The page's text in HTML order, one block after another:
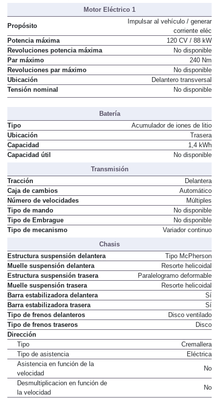
Motor Eléctrico 1
Propósito
Impulsar al vehículo / generar
corriente eléc
Potencia máxima
120 CV / 88 kW
Revoluciones potencia máxima
No disponible
Par máximo
240 Nm
Revoluciones par máximo
No disponible
Ubicación
Delantero transversal
Tensión nominal
No disponible
Batería
Tipo
Acumulador de iones de litio
Ubicación
Trasera
Capacidad
1,4 kWh
Capacidad útil
No disponible
Transmisión
Tracción
Delantera
Caja de cambios
Automático
Número de velocidades
Múltiples
Tipo de mando
No disponible
Tipo de Embrague
No disponible
Tipo de mecanismo
Variador continuo
Chasis
Estructura suspensión delantera
Tipo McPherson
Muelle suspensión delantera
Resorte helicoidal
Estructura suspensión trasera
Paralelogramo deformable
Muelle suspensión trasera
Resorte helicoidal
Barra estabilizadora delantera
Sí
Barra estabilizadora trasera
Sí
Tipo de frenos delanteros
Disco ventilado
Tipo de frenos traseros
Disco
Dirección
Tipo
Cremallera
Tipo de asistencia
Eléctrica
Asistencia en función de la
velocidad
No
Desmultiplicacion en función de
la velocidad
No